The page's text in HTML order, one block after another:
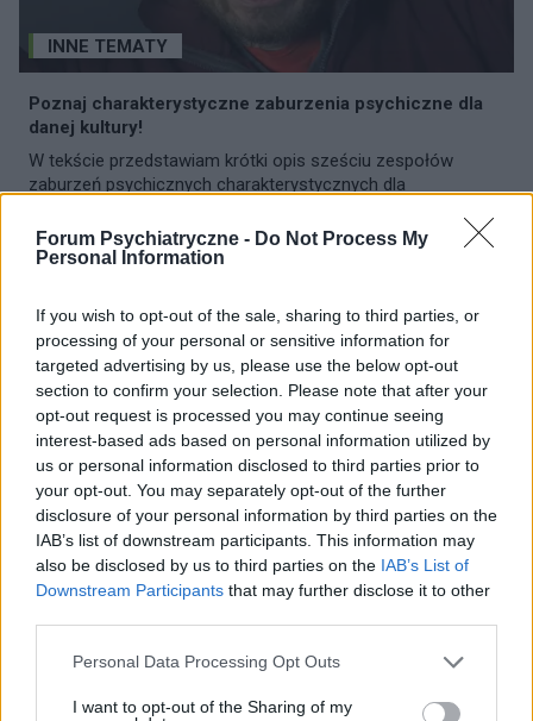
Forum Psychiatryczne - Do Not Process My
Personal Information
If you wish to opt-out of the sale, sharing to third parties, or
processing of your personal or sensitive information for
targeted advertising by us, please use the below opt-out
section to confirm your selection. Please note that after your
opt-out request is processed you may continue seeing
interest-based ads based on personal information utilized by
us or personal information disclosed to third parties prior to
your opt-out. You may separately opt-out of the further
disclosure of your personal information by third parties on the
IAB’s list of downstream participants. This information may
also be disclosed by us to third parties on the IAB’s List of
Downstream Participants that may further disclose it to other
Personal Data Processing Opt Outs
I want to opt-out of the Sharing of my
INNE TEMATY
Poznaj charakterystyczne zaburzenia psychiczne dla
danej kultury!
W tekście przedstawiam krótki opis sześciu zespołów
zaburzeń psychicznych charakterystycznych dla
Szukam przyjaciółki
Jak w temacie.Mam 45 lat,a nie
mam żadnych przyjaciół.To
pewnie przez moją
chorobę.Szukam przyjaciółki do
pogaduszek o wszystkim,najlepiej
z woj. lubuskiego,ale mogą też
1
ostatni 5 dni temu
/Kicia80
‹ ›